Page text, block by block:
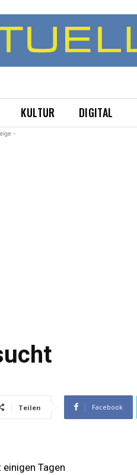
KULTUR DIGITAL
-
Teilen Facebook
Tagen